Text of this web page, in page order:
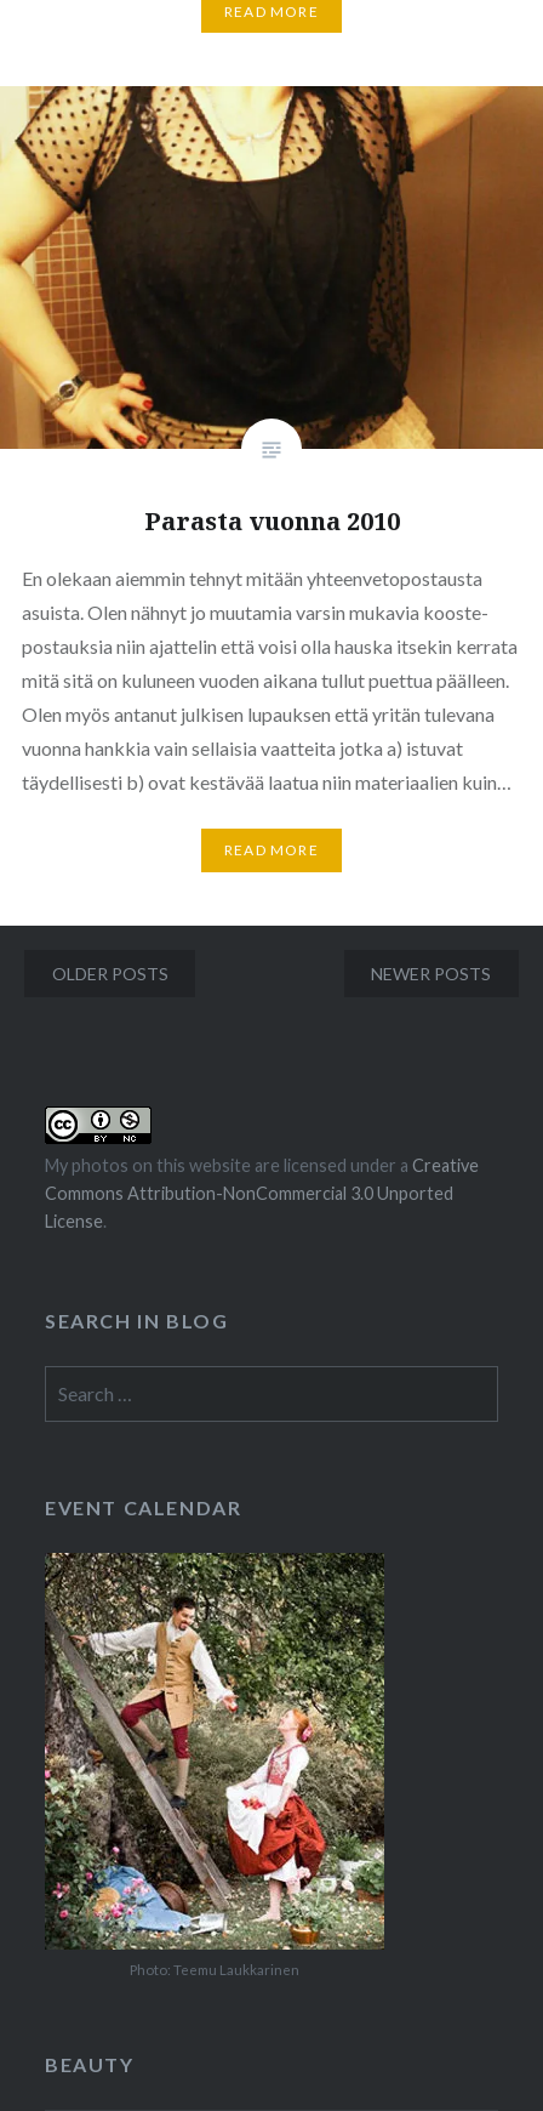
READ MORE
Parasta vuonna 2010
En olekaan aiemmin tehnyt mitään yhteenvetopostausta
asuista. Olen nähnyt jo muutamia varsin mukavia kooste-
postauksia niin ajattelin että voisi olla hauska itsekin kerrata
mitä sitä on kuluneen vuoden aikana tullut puettua päälleen.
Olen myös antanut julkisen lupauksen että yritän tulevana
vuonna hankkia vain sellaisia vaatteita jotka a) istuvat
täydellisesti b) ovat kestävää laatua niin materiaalien kuin…
READ MORE
Posts
OLDER POSTS NEWER POSTS
My photos on this website are licensed under a Creative
Commons Attribution-NonCommercial 3.0 Unported
License.
SEARCH IN BLOG
for:
EVENT CALENDAR
Photo: Teemu Laukkarinen
BEAUTY